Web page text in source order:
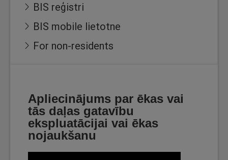
BIS reģistri
BIS mobile lietotne
For non-residents
Apliecinājums par ēkas vai
tās daļas gatavību
ekspluatācijai vai ēkas
nojaukšanu